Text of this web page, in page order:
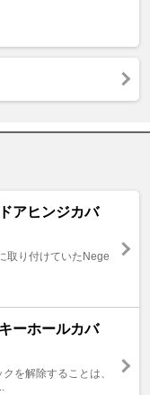
アヒンジカバ
取り付けていたNege
ーホールカバ
を解除することは、